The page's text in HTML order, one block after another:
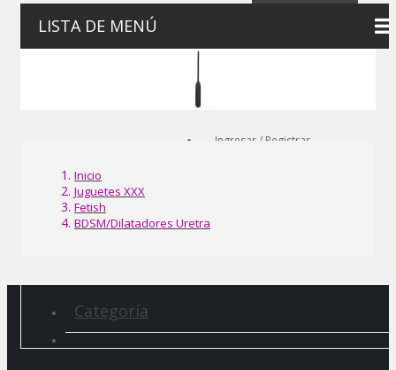
Iniciar sesión
Ingresar / Registrar
LISTA DE MENÚ
Inicio
Juguetes XXX
Fetish
BDSM/Dilatadores Uretra
Categoría